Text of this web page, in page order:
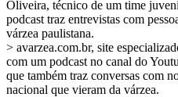
Oliveira, técnico de um time
podcast traz entrevistas com
várzea paulistana.
> avarzea.com.br, site
com um podcast no canal do
que também traz conversas com
nacional que vieram da várzea.